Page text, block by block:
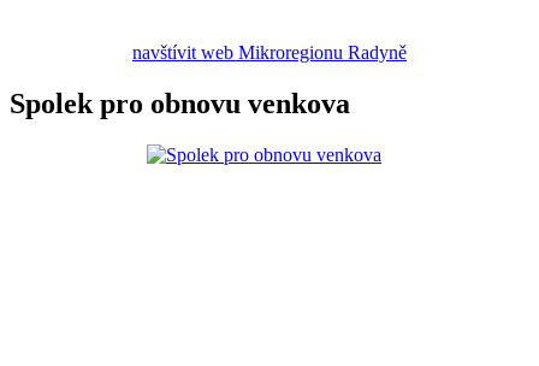
navštívit web Mikroregionu Radyně
Spolek pro obnovu venkova